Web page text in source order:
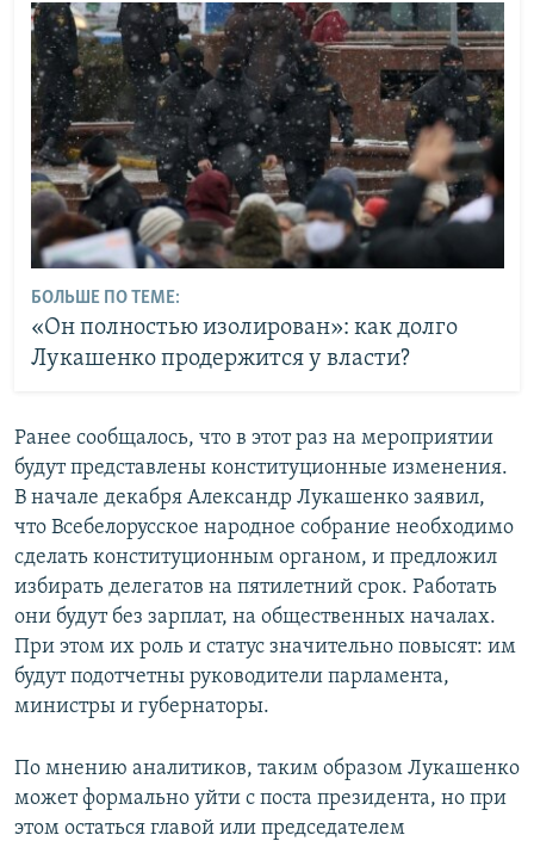
БОЛЬШЕ ПО ТЕМЕ:
«Он полностью изолирован»: как долго
Лукашенко продержится у власти?
Ранее сообщалось, что в этот раз на мероприятии
будут представлены конституционные изменения.
В начале декабря Александр Лукашенко заявил,
что Всебелорусское народное собрание необходимо
сделать конституционным органом, и предложил
избирать делегатов на пятилетний срок. Работать
они будут без зарплат, на общественных началах.
При этом их роль и статус значительно повысят: им
будут подотчетны руководители парламента,
министры и губернаторы.
По мнению аналитиков, таким образом Лукашенко
может формально уйти с поста президента, но при
этом остаться главой или председателем